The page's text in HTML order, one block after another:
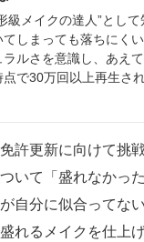
級メイクの達人”とし
てしまっても落ちにく
ラルさを意識し、あえ
点で30万回以上再生さ
許更新に向けて挑
いて「盛れなかっ
自分に似合ってな
れるメイクを仕上